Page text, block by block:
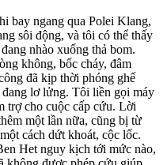
bay ngang qua Polei Klang,
sôi động, và tôi có thể thấy
nhào xuống thả bom.
không, bốc cháy, đâm
đã kịp thời phóng ghế
lơ lửng. Tôi liền gọi máy
trợ cho cuộc cấp cứu. Lời
một lần nữa, cũng bị từ
cách dứt khoát, cộc lốc.
Het nguy kịch tới mức nào,